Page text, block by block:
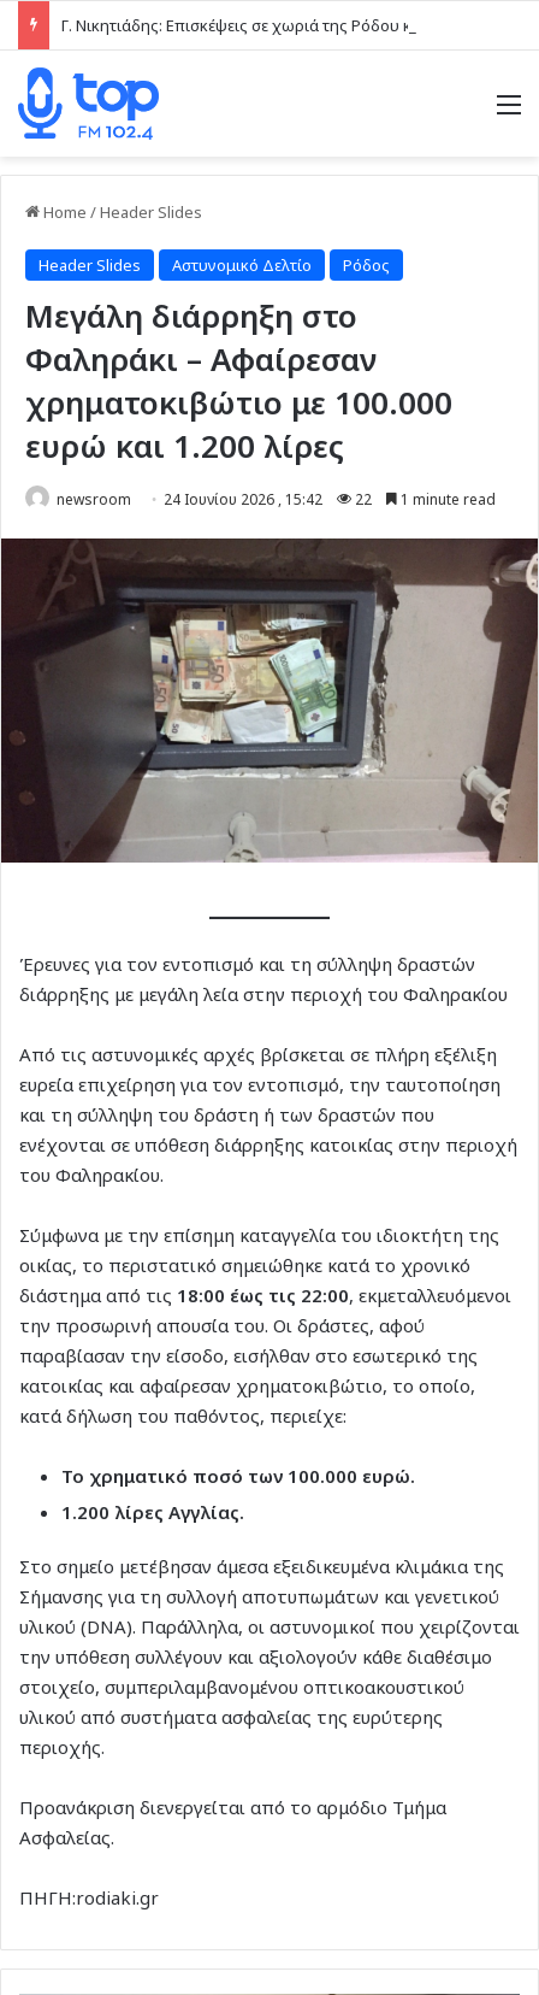
Home /Header Slides
Header Slides Αστυνομικό Δελτίο Ρόδος
Μεγάλη διάρρηξη στο
Φαληράκι – Αφαίρεσαν
χρηματοκιβώτιο με 100.000
ευρώ και 1.200 λίρες
newsroom 24 Ιουνίου 2026 , 15:42 22 1 minute read
Έρευνες για τον εντοπισμό και τη σύλληψη δραστών
διάρρηξης με μεγάλη λεία στην περιοχή του Φαληρακίου
Από τις αστυνομικές αρχές βρίσκεται σε πλήρη εξέλιξη
ευρεία επιχείρηση για τον εντοπισμό, την ταυτοποίηση
και τη σύλληψη του δράστη ή των δραστών που
ενέχονται σε υπόθεση διάρρηξης κατοικίας στην περιοχή
του Φαληρακίου.
Σύμφωνα με την επίσημη καταγγελία του ιδιοκτήτη της
οικίας, το περιστατικό σημειώθηκε κατά το χρονικό
διάστημα από τις 18:00 έως τις 22:00, εκμεταλλευόμενοι
την προσωρινή απουσία του. Οι δράστες, αφού
παραβίασαν την είσοδο, εισήλθαν στο εσωτερικό της
κατοικίας και αφαίρεσαν χρηματοκιβώτιο, το οποίο,
κατά δήλωση του παθόντος, περιείχε:
Το χρηματικό ποσό των 100.000 ευρώ.
1.200 λίρες Αγγλίας.
Στο σημείο μετέβησαν άμεσα εξειδικευμένα κλιμάκια της
Σήμανσης για τη συλλογή αποτυπωμάτων και γενετικού
υλικού (DNA). Παράλληλα, οι αστυνομικοί που χειρίζονται
την υπόθεση συλλέγουν και αξιολογούν κάθε διαθέσιμο
στοιχείο, συμπεριλαμβανομένου οπτικοακουστικού
υλικού από συστήματα ασφαλείας της ευρύτερης
περιοχής.
Προανάκριση διενεργείται από το αρμόδιο Τμήμα
Ασφαλείας.
ΠΗΓΗ:rodiaki.gr